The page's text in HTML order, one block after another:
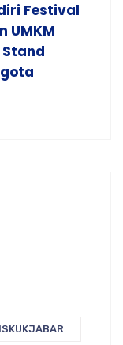
Festival
UMKM